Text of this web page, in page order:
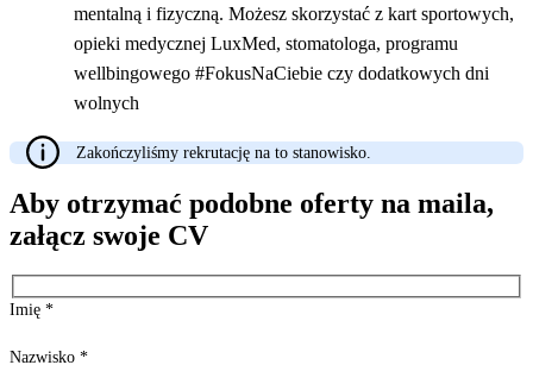
mentalną i fizyczną. Możesz skorzystać z kart sportowych,
opieki medycznej LuxMed, stomatologa, programu
wellbingowego #FokusNaCiebie czy dodatkowych dni
wolnych
Zakończyliśmy rekrutację na to stanowisko.
Aby otrzymać podobne oferty na maila,
załącz swoje CV
Imię *
Nazwisko *